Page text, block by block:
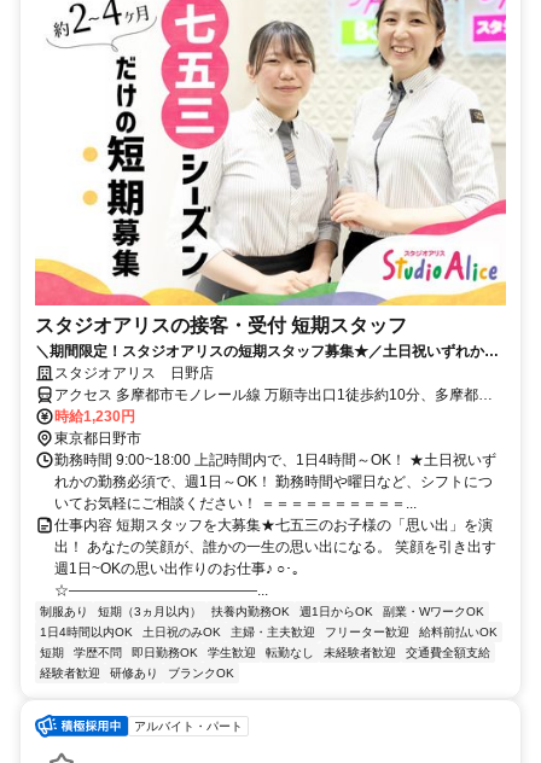
スタジオアリスの接客・受付 短期スタッフ
＼期間限定！スタジオアリスの短期スタッフ募集★／土日祝いずれかの
勤務必須で週1日、1日4h～OK！
スタジオアリス 日野店
アクセス 多摩都市モノレール線 万願寺出口1徒歩約10分、多摩都市
モノレール線 甲州街道徒歩約15分、京王線 高幡不動北口徒歩約16分
多摩モノレール 万願寺駅より徒歩10分 ※国道20号バイパス沿い、日
野税務署斜め向かい
時給1,230円
東京都日野市
勤務時間 9:00~18:00 上記時間内で、1日4時間～OK！ ★土日祝いず
れかの勤務必須で、週1日～OK！ 勤務時間や曜日など、シフトにつ
いてお気軽にご相談ください！ ＝＝＝＝＝＝＝＝＝＝...
仕事内容 短期スタッフを大募集★七五三のお子様の「思い出」を演
出！ あなたの笑顔が、誰かの一生の思い出になる。 笑顔を引き出す
週1日~OKの思い出作りのお仕事♪ ○･｡
☆―――――――――――――...
制服あり 短期（3ヵ月以内） 扶養内勤務OK 週1日からOK
副業・WワークOK
1日4時間以内OK
土日祝のみOK 主婦・主夫歓迎 フリーター歓迎
給料前払いOK
短期
学歴不問 即日勤務OK 学生歓迎 転勤なし 未経験者歓迎
交通費全額支給
経験者歓迎
研修あり ブランクOK
アルバイト・パート